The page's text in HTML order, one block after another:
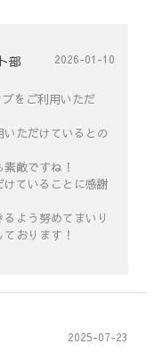
部 2026-01-10
をご利用いただ
ただけているとの
敵ですね！
ていることに感謝
よう努めてまいり
おります！
2025-07-23